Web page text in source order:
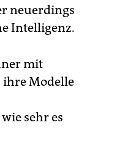
neuerdings
Intelligenz.
mit
ihre Modelle
sehr es